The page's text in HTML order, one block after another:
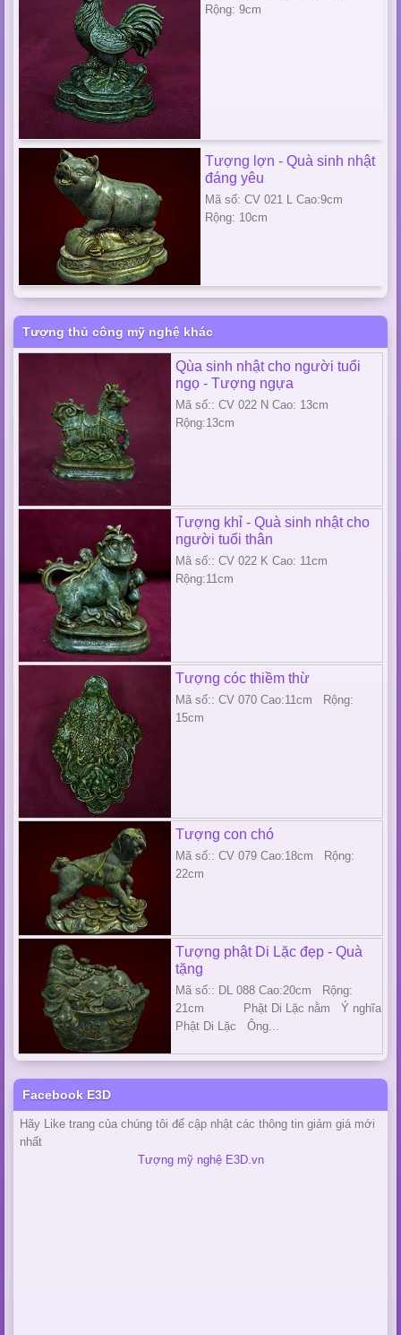
Rộng: 9cm
Tượng lợn - Quà sinh nhật
đáng yêu
Mã số: CV 021 L Cao:9cm
Rộng: 10cm
Tượng thủ công mỹ nghệ khác
Qùa sinh nhật cho người tuổi
ngọ - Tượng ngựa
Mã số:: CV 022 N Cao: 13cm
Rộng:13cm
Tượng khỉ - Quà sinh nhật cho
người tuổi thân
Mã số:: CV 022 K Cao: 11cm
Rộng:11cm
Tượng cóc thiềm thừ
Mã số:: CV 070 Cao:11cm Rộng:
15cm
Tượng con chó
Mã số:: CV 079 Cao:18cm Rộng:
22cm
Tượng phật Di Lặc đẹp - Quà
tặng
Mã số:: DL 088 Cao:20cm Rộng:
21cm Phật Di Lặc nằm Ý nghĩa
Phật Di Lặc Ông...
Facebook E3D
Hãy Like trang của chúng tôi để cập nhật các thông tin giảm giá mới
nhất
Tượng mỹ nghệ E3D.vn